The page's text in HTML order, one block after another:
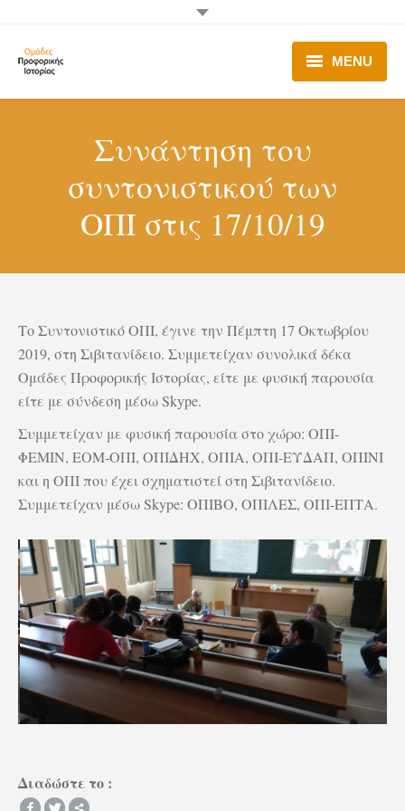
MENU
Λειτουργία Ο.Π.Ι.
Π.Ι. στα Σχολεία
Δράσεις
Σύνδεσμοι – Χρήσιμα
Συνάντηση του
συντονιστικού των
ΟΠΙ στις 17/10/19
Το Συντονιστικό ΟΠΙ, έγινε την Πέμπτη 17 Οκτωβρίου
2019, στη Σιβιτανίδειο. Συμμετείχαν συνολικά δέκα
Ομάδες Προφορικής Ιστορίας, είτε με φυσική παρουσία
είτε με σύνδεση μέσω Skype.
Συμμετείχαν με φυσική παρουσία στο χώρο: ΟΠΙ-
ΦΕΜΙΝ, ΕΟΜ-ΟΠΙ, ΟΠΙΔΗΧ, ΟΠΙΑ, ΟΠΙ-ΕΥΔΑΠ, ΟΠΙΝΙ
και η ΟΠΙ που έχει σχηματιστεί στη Σιβιτανίδειο.
Συμμετείχαν μέσω Skype: ΟΠΙΒΟ, ΟΠΙΛΕΣ, ΟΠΙ-ΕΠΤΑ.
Διαδώστε το :